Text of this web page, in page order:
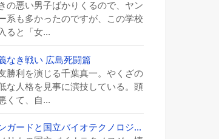
の悪い男子ばかりくるので、ヤン
系も多かったのですが、この学校
ると「女...
なき戦い 広島死闘篇
勝利を演じる千葉真一。やくざの
な人格を見事に演技している。頭
くて、自...
ガードと国立バイオテクノロジ...